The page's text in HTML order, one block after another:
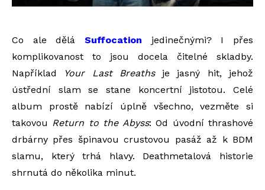
Co ale dělá Suffocation jedinečnými? I přes
komplikovanost to jsou docela čitelné skladby.
Například
Your Last Breathsje jasný hit, jehož
ústřední slam se stane koncertní jistotou. Celé
album prostě nabízí úplně všechno, vezměte si
takovou Return to the Abyss: Od úvodní thrashové
drbárny přes špinavou crustovou pasáž až k BDM
slamu, který trhá hlavy. Deathmetalová historie
shrnutá do několika minut.